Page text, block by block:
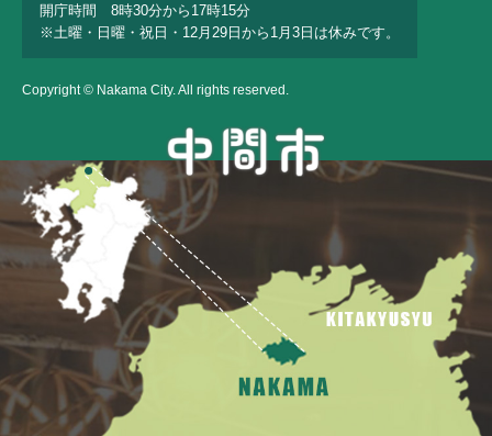
開庁時間 8時30分から17時15分
※土曜・日曜・祝日・12月29日から1月3日は休みです。
Copyright © Nakama City. All rights reserved.